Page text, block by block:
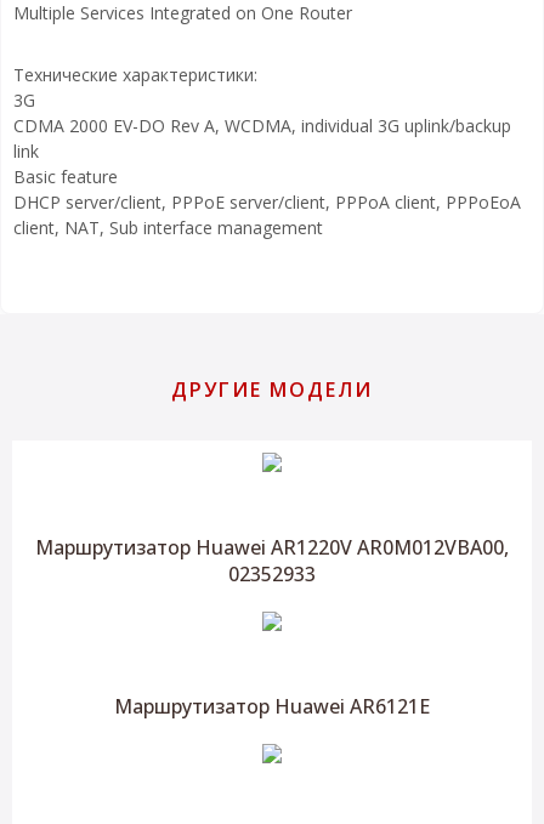
Multiple Services Integrated on One Router
Технические характеристики:
3G
CDMA 2000 EV-DO Rev A, WCDMA, individual 3G uplink/backup
link
Basic feature
DHCP server/client, PPPoE server/client, PPPoA client, PPPoEoA
client, NAT, Sub interface management
ДРУГИЕ МОДЕЛИ
Маршрутизатор Huawei AR1220V AR0M012VBA00,
02352933
Маршрутизатор Huawei AR6121E